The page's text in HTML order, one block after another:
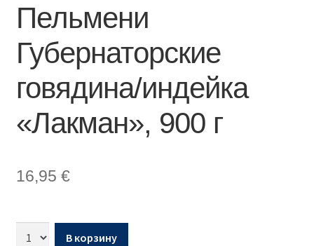
Пельмени
Губернаторские
говядина/индейка
«Лакман», 900 г
16,95 €
В корзину